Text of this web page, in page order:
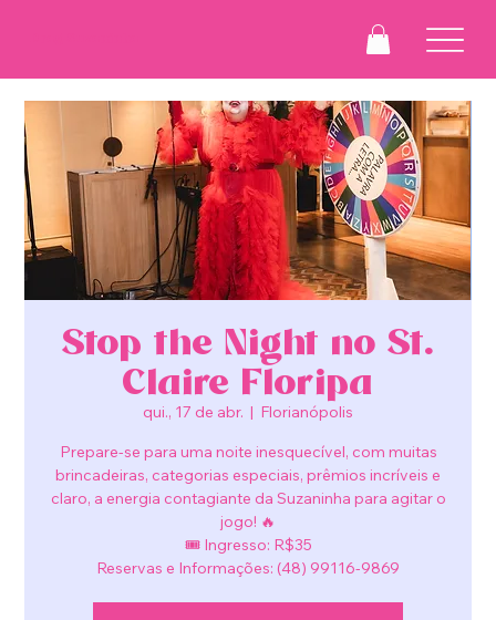
Stop the Night no St.
Claire Floripa
qui., 17 de abr.
  |
Florianópolis
Prepare-se para uma noite inesquecível, com muitas
brincadeiras, categorias especiais, prêmios incríveis e
claro, a energia contagiante da Suzaninha para agitar o
jogo! 🔥
🎟️ Ingresso: R$35
Reservas e Informações: (48) 99116-9869